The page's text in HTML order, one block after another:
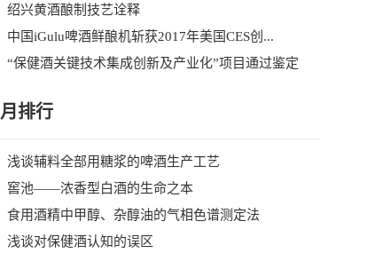
绍兴黄酒酿制技艺诠释
中国iGulu啤酒鲜酿机斩获2017年美国CES创...
“保健酒关键技术集成创新及产业化”项目通过鉴定
月排行
浅谈辅料全部用糖浆的啤酒生产工艺
窖池——浓香型白酒的生命之本
食用酒精中甲醇、杂醇油的气相色谱测定法
浅谈对保健酒认知的误区